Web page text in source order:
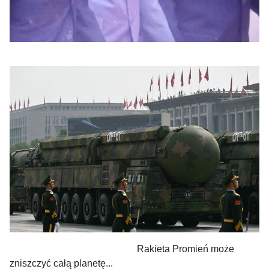
Rakieta Promień może
zniszczyć całą planetę...